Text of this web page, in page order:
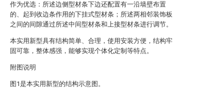
作为优选：所述边侧型材条下边还配置有一沿墙壁布置
的、起到收边条作用的下挂式型材条；所述两相邻装饰板
之间的间隙通过所述中间型材条和上接型材条进行调节。
本实用新型具有结构简单、合理，使用安装方便，结构牢
固可靠，整体感强，能够实现个体化定制等特点。
附图说明
图1是本实用新型的结构示意图。